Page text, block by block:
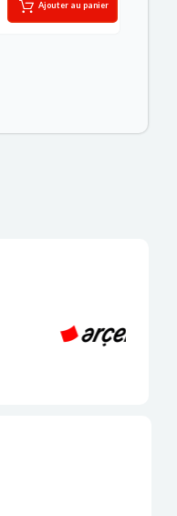
Ajouter au panier